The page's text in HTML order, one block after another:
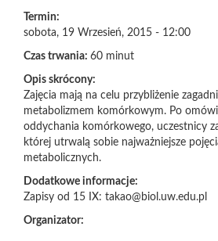
Termin:
sobota, 19 Wrzesień, 2015 - 12:00
Czas trwania: 60 minut
Opis skrócony:
Zajęcia mają na celu przybliżenie
metabolizmem komórkowym. Po
oddychania komórkowego, uczestnicy
której utrwalą sobie najważniejsze
metabolicznych.
Dodatkowe informacje:
Zapisy od 15 IX: takao@biol.uw.edu.pl
Organizator: